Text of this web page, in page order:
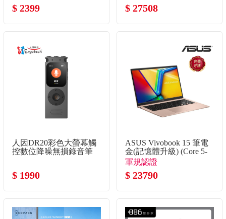
派對喇叭
$ 2399 $ 27508
人因DR20彩色大螢幕觸
控數位降噪無損錄音筆
$ 1990
ASUS Vivobook 15 筆電
金(記憶體升級) (Core 5-
120U/8G+8G/512G
SSD/W11)
軍規認證
$ 23790